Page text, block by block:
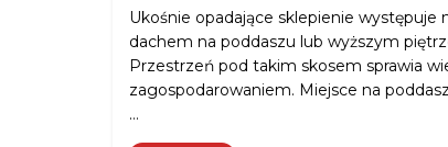
Ukośnie opadające sklepienie
dachem na poddaszu lub wyższym
Przestrzeń pod takim skosem sprawia
zagospodarowaniem. Miejsce na
…